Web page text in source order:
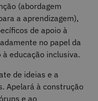
(abordagem
a aprendizagem),
de apoio à
no papel da
educação inclusiva.
de ideias e a
Apelará à construção
e ao